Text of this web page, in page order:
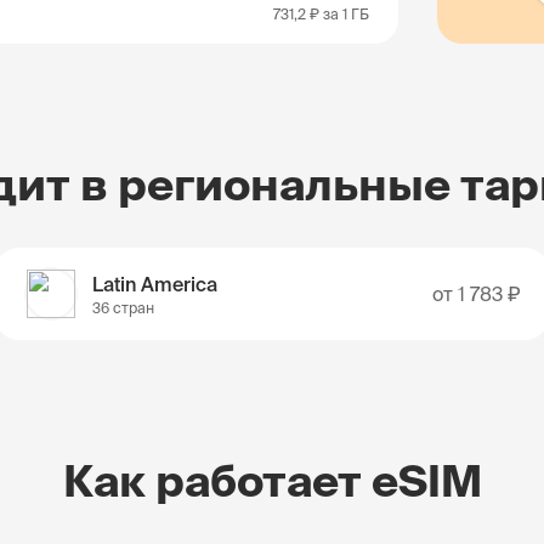
731,2 ₽ за 1 ГБ
в региональные
Latin America
36 стран
от 1 783 ₽
Как работает eSIM